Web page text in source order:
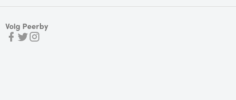
Volg Peerby